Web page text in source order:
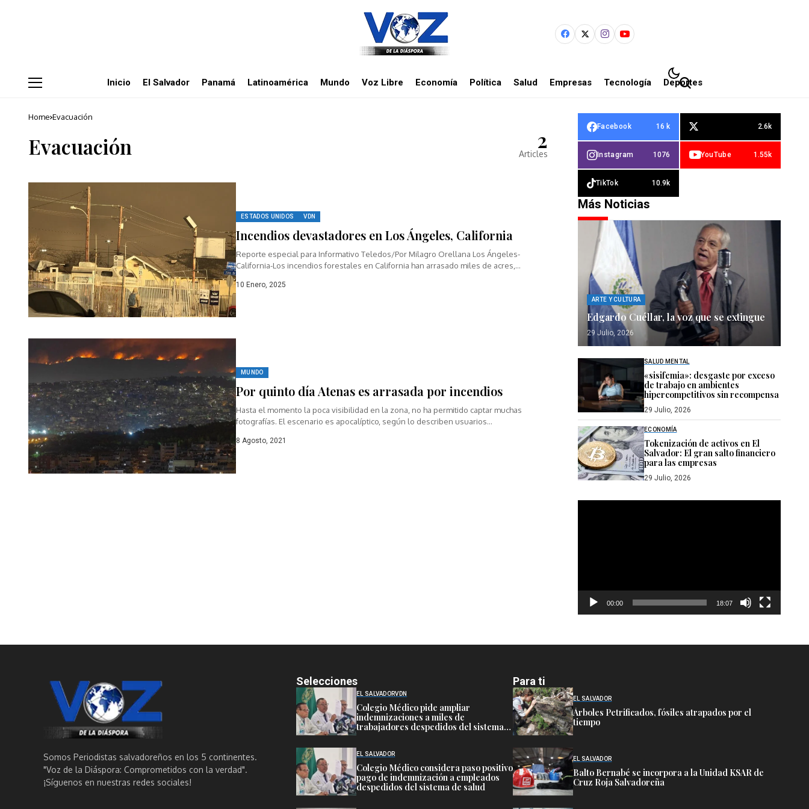
Inicio El Salvador Panamá Latinoamérica Mundo Voz Libre Economía Política Salud Empresas Tecnología Deportes
Home Evacuación
Evacuación 2
Articles
ESTADOS UNIDOS VDN
Incendios devastadores en Los Ángeles, California
Reporte especial para Informativo Teledos/Por Milagro Orellana Los Ángeles-
California-Los incendios forestales en California han arrasado miles de acres,
10 Enero, 2025
MUNDO
Por quinto día Atenas es arrasada por incendios
Hasta el momento la poca visibilidad en la zona, no ha permitido captar muchas
fotografías. El escenario es apocalíptico, según lo describen usuarios...
8 Agosto, 2021
Facebook 16 k 2.6k
Instagram 1076 YouTube 1.55k
TikTok 10.9k
Más Noticias
ARTE Y CULTURA
Edgardo Cuéllar, la voz que se extingue
29 Julio, 2026
SALUD MENTAL
«sisifemia»: desgaste por exceso
de trabajo en ambientes
hipercompetitivos sin recompensa
29 Julio, 2026
ECONOMÍA
Tokenización de activos en El
Salvador: El gran salto financiero
para las empresas
29 Julio, 2026
00:00 18:07
Somos Periodistas salvadoreños en los 5 continentes.
"Voz de la Diáspora: Comprometidos con la verdad".
¡Síguenos en nuestras redes sociales!
Selecciones
EL SALVADORVDN
Colegio Médico pide ampliar
indemnizaciones a miles de
trabajadores despedidos del sistema
EL SALVADOR
Colegio Médico considera paso positivo
pago de indemnización a empleados
despedidos del sistema de salud
Para ti
EL SALVADOR
Árboles Petrificados, fósiles atrapados por el
tiempo
EL SALVADOR
Balto Bernabé se incorpora a la Unidad KSAR de
Cruz Roja Salvadoreña